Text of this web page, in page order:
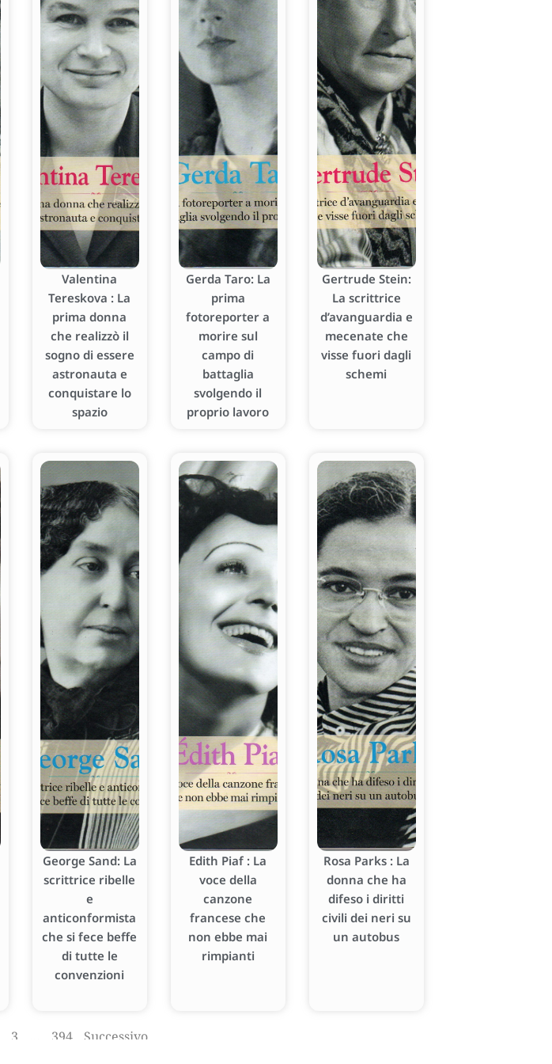
Valentina
Tereskova : La
prima donna
che realizzò il
sogno di essere
astronauta e
conquistare lo
spazio
Gerda Taro: La
prima
fotoreporter a
morire sul
campo di
battaglia
svolgendo il
proprio lavoro
Gertrude Stein:
La scrittrice
d’avanguardia e
mecenate che
visse fuori dagli
schemi
George Sand: La
scrittrice ribelle
e
anticonformista
che si fece beffe
di tutte le
convenzioni
Edith Piaf : La
voce della
canzone
francese che
non ebbe mai
rimpianti
Rosa Parks : La
donna che ha
difeso i diritti
civili dei neri su
un autobus
3 394 Successivo